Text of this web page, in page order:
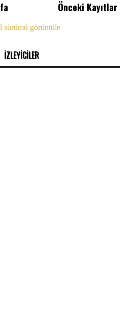
Önceki Kayıtlar
sürümü görüntüle
İZLEYİCİLER